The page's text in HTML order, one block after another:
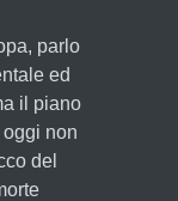
parlo
ed
il piano
non
del